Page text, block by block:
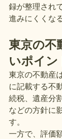
録が整理され
進みにくくな
東京の不
いポイン
東京の不動産
に記載する不
続税、遺産分
などの方針に
す。
一方で、評価